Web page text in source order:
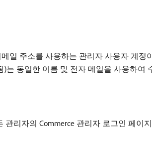
일 주소를 사용하는 관리자 사용자 계
는 동일한 이름 및 전자 메일을 사용하여
리자의 Commerce 관리자 로그인 페이